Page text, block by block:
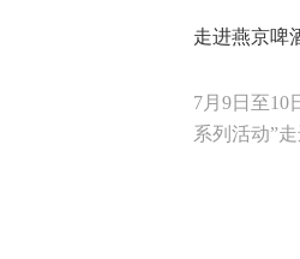
走进燕京啤
7月9日至
系列活动”